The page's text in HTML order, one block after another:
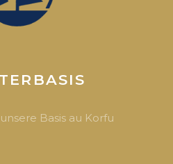
Basis au Korfu